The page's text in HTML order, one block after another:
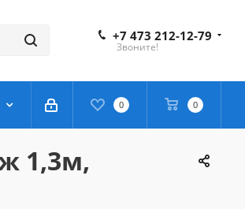
+7 473 212-12-79
Звоните!
0 0
1,3м,